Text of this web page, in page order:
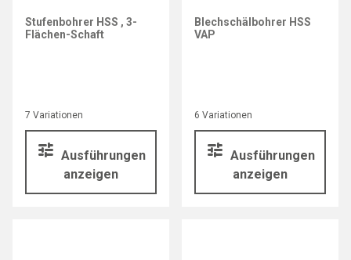
7 Variationen
Ausführungen
anzeigen
Stufenbohrer HSS , 3-
Flächen-Schaft
6 Variationen
Ausführungen
anzeigen
Blechschälbohrer HSS
VAP